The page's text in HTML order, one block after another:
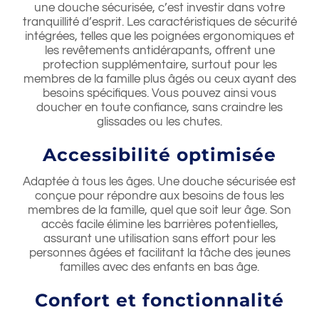
une douche sécurisée, c’est investir dans votre
tranquillité d’esprit. Les caractéristiques de sécurité
intégrées, telles que les poignées ergonomiques et
les revêtements antidérapants, offrent une
protection supplémentaire, surtout pour les
membres de la famille plus âgés ou ceux ayant des
besoins spécifiques. Vous pouvez ainsi vous
doucher en toute confiance, sans craindre les
glissades ou les chutes.
Accessibilité optimisée
Adaptée à tous les âges. Une douche sécurisée est
conçue pour répondre aux besoins de tous les
membres de la famille, quel que soit leur âge. Son
accès facile élimine les barrières potentielles,
assurant une utilisation sans effort pour les
personnes âgées et facilitant la tâche des jeunes
familles avec des enfants en bas âge.
Confort et fonctionnalité